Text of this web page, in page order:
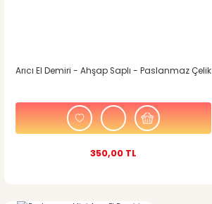
Gönder
Arıcı El Demiri - Ahşap Saplı - Paslanmaz Çelik
350,00 TL